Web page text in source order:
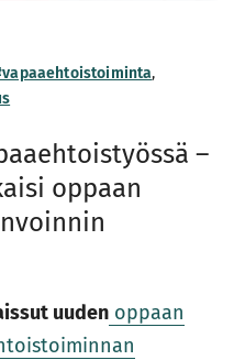
,
–
oppaan
uuden oppaan